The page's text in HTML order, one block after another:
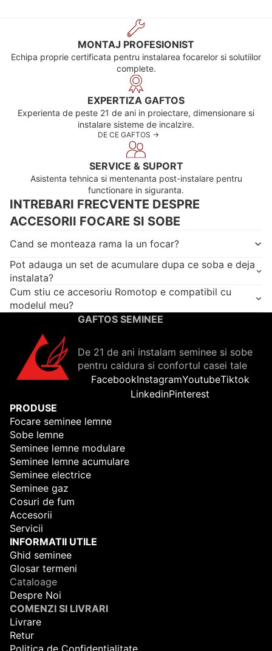
MONTAJ PROFESIONIST
Echipa proprie certificata pentru instalarea focarelor si solutiilor
complete.
EXPERTIZA GAFTOS
Experienta de peste 21 de ani in proiectare, dimensionare si
instalare sisteme de incalzire.
DE CE GAFTOS ->
SERVICE & SUPORT
Asistenta tehnica si mentenanta post-instalare pentru
functionare in siguranta.
INTREBARI FRECVENTE DESPRE
ACCESORII FOCARE SI SOBE
Cand se monteaza rama la un focar?
Pot adauga un set de acumulare dupa ce soba e deja
instalata?
Cum stiu ce accesoriu Romotop e compatibil cu
modelul meu?
GAFTOS SEMINEE
De 21 de ani instalam seminee si sobe
pentru caldura si confortul casei tale
FacebookInstagramYoutubeTiktok
LinkedinPinterest
PRODUSE
Focare seminee lemne
Sobe lemne
Seminee lemne modulare
Seminee lemne acumulare
Seminee electrice
Seminee gaz
Cosuri de fum
Accesorii
Servicii
INFORMATII UTILE
Ghid seminee
Glosar termeni
Cataloage
Despre Noi
COMENZI SI LIVRARI
Livrare
Retur